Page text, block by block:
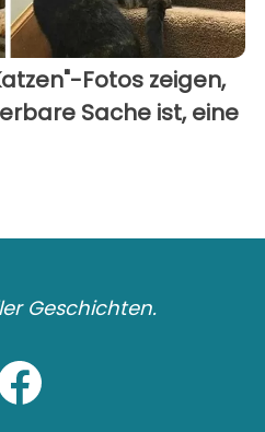
Fotos zeigen,
Sache ist, eine
Geschichten.